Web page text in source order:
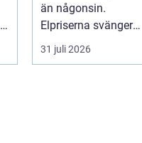
än någonsin.
Elpriserna svänger
snabbt, nya typer av
av...
31 juli 2026